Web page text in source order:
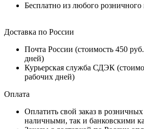
Бесплатно из любого
Доставка по России
Почта России (стоимость 450
дней)
Курьерская служба СДЭК
рабочих дней)
Оплата
Оплатить свой заказ в
наличными, так и банковскими